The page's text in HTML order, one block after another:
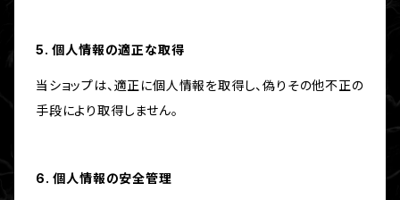
5. 個人情報の適正な取得
当ショップは、適正に個人情報を取得し、偽りその他不正の
手段により取得しません。
6. 個人情報の安全管理